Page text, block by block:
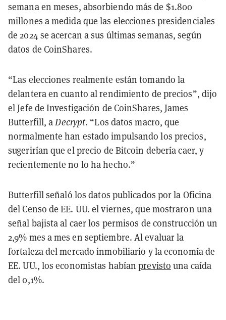
semana en meses, absorbiendo más de $1.800
millones a medida que las elecciones presidenciales
de 2024 se acercan a sus últimas semanas, según
datos de CoinShares.
“Las elecciones realmente están tomando la
delantera en cuanto al rendimiento de precios”, dijo
el Jefe de Investigación de CoinShares, James
Butterfill, aDecrypt. “Los datos macro, que
normalmente han estado impulsando los precios,
sugerirían que el precio de Bitcoin debería caer, y
recientemente no lo ha hecho.”
Butterfill señaló los datos publicados por la Oficina
del Censo de EE. UU. el viernes, que mostraron una
señal bajista al caer los permisos de construcción un
2,9% mes a mes en septiembre. Al evaluar la
fortaleza del mercado inmobiliario y la economía de
EE. UU., los economistas habíanprevisto una caída
del 0,1%.